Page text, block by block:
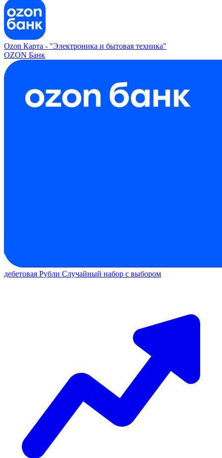
Ozon Карта - "Электроника и бытовая техника"
OZON Банк
дебетовая Рубли Случайный набор с выбором